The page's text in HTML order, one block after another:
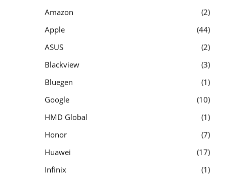
Amazon
2
Apple
44
ASUS
2
Blackview
3
Bluegen
1
Google
10
HMD Global
1
Honor
7
Huawei
17
Infinix
1